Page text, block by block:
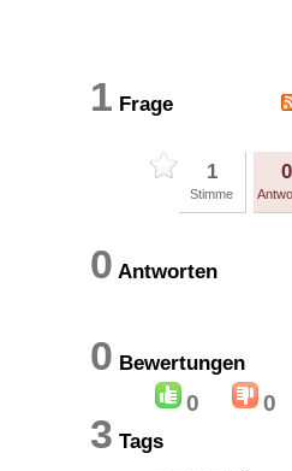
1 Frage
1
Stimme
0
0
0
0 0
3 Tags